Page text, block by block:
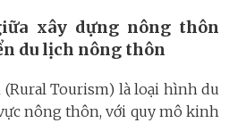
xây dựng nông thôn
du lịch nông thôn
Tourism) là loại hình du
nông thôn, với quy mô kinh